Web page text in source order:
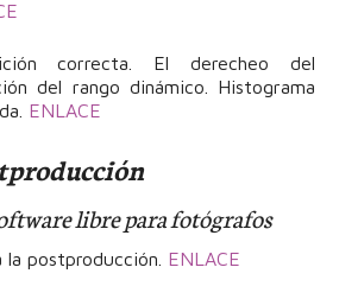
correcta. El derecheo del
del rango dinámico. Histograma
ENLACE
libre para fotógrafos
postproducción. ENLACE